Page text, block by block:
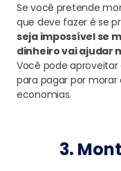
Se você pretende
que deve fazer é se
seja impossível se
dinheiro vai ajudar
Você pode
para pagar por morar
economias.
3.